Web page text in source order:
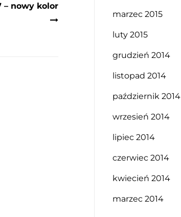
– nowy kolor
marzec 2015
luty 2015
grudzień 2014
listopad 2014
październik 2014
wrzesień 2014
lipiec 2014
czerwiec 2014
kwiecień 2014
marzec 2014